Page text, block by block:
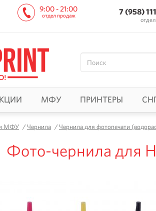
9:00 - 21:00
отдел продаж 7 (958)
МФУ ПРИНТЕРЫ
и МФУ /Чернила /Чернила для фотопечати
Фото-чернила для